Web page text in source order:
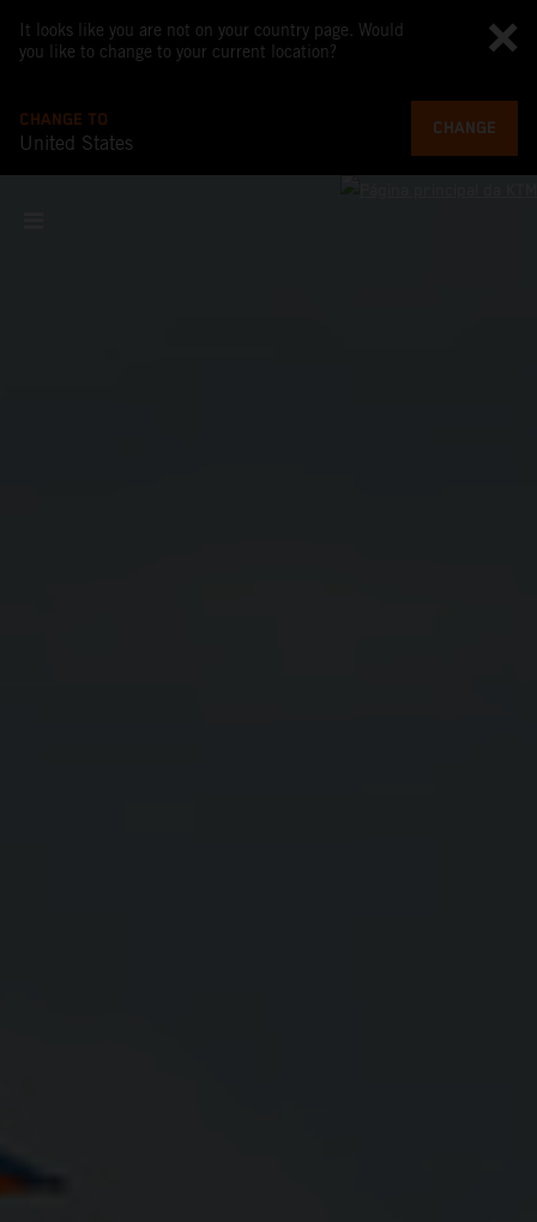
It looks like you are not on your country page. Would
you like to change to your current location?
CHANGE TO
United States
CHANGE